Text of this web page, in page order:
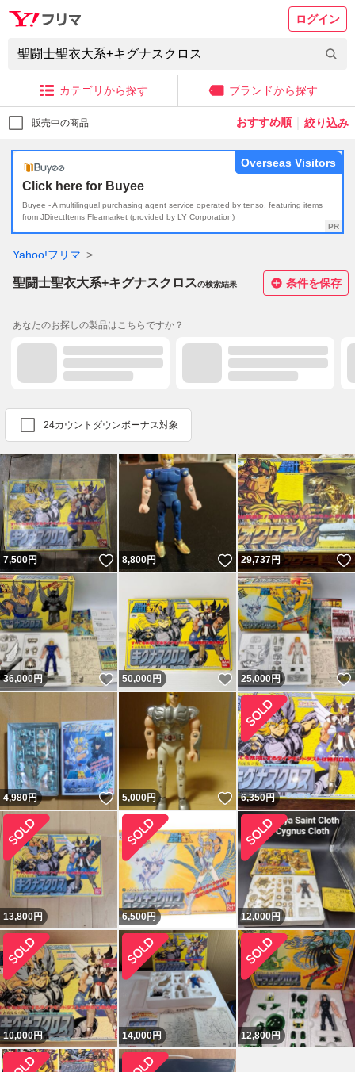
ログイン
カテゴリから探す ブランドから探す
販売中の商品 絞り込み
Click here for Buyee
Buyee - A multilingual purchasing agent service operated by tenso, featuring items
from JDirectItems Fleamarket (provided by LY Corporation)
Overseas Visitors
Yahoo!フリマ
聖闘士聖衣大系+キグナスクロスの検索結果 条件を保存
あなたのお探しの製品はこちらですか？
24カウントダウンボーナス対象
7,500円 いいね！
8,800円 いいね！
29,737円
36,000円 いいね！
50,000 円 いいね！
25,000円
4,980円 いいね！
5,000円 いいね！
6,350円
13,800円 6,500円 12,000円
10,000円 14,000円 12,800円